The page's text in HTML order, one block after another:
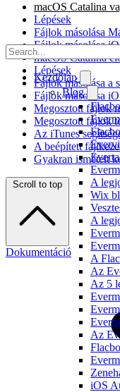
Kezdőlap
Blog
A
Wix
A
A
Az
Az 5
Az
iOS
macOS Catalina
Lépések
Fájlok másolása
Fájlok másolása
macOS Catalina
Lépések
Fájlok másolása a
Fájlok másolása
Megosztott fájlok
Megosztott fájlok
Az iTunes
A beépített
Gyakran ismételt
Scroll to top
Dokumentáció